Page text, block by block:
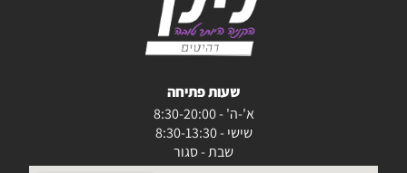
שעות פתיחה
א'-ה' - 8:30-20:00
שישי - 8:30-13:30
שבת - סגור